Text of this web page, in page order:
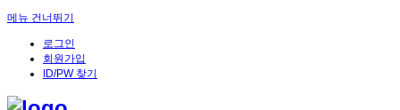
메뉴 건너뛰기
로그인
회원가입
ID/PW 찾기